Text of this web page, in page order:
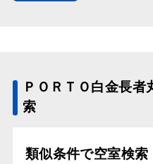
ＰＯＲＴＯ白金長者
索
類似条件で空室検索